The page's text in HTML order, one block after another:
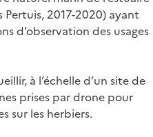
2017-2020) ayant
d’observation des usages
à l’échelle d’un site de
prises par drone pour
sur les herbiers.